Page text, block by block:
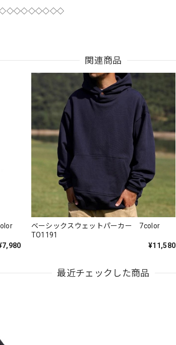
関連商品
ベーシックスウェットパーカー 7color
TO1191
¥11,580
最近チェックした商品